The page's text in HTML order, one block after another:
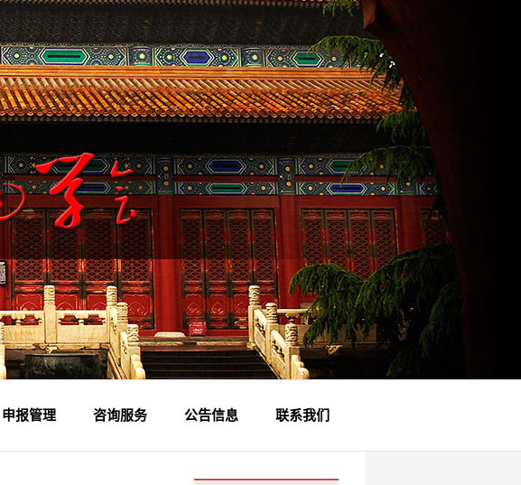
申报管理
入会申请
论坛备案
财务管理
咨询服务
会员查询
法律咨询
监制查询
公告信息 联系我们